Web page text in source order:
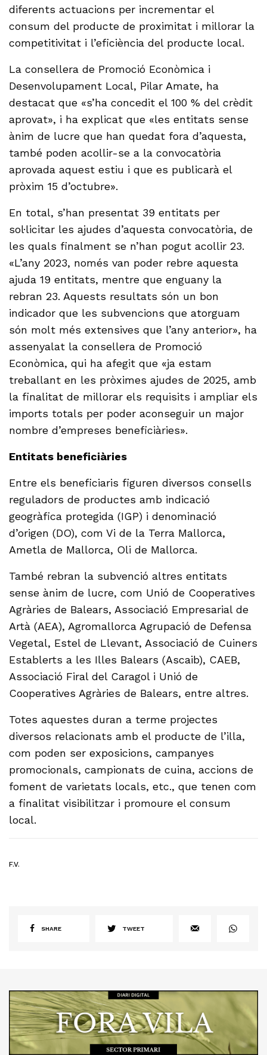
diferents actuacions per incrementar el
consum del producte de proximitat i millorar la
competitivitat i l’eficiència del producte local.
La consellera de Promoció Econòmica i
Desenvolupament Local, Pilar Amate, ha
destacat que «s’ha concedit el 100 % del crèdit
aprovat», i ha explicat que «les entitats sense
ànim de lucre que han quedat fora d’aquesta,
també poden acollir-se a la convocatòria
aprovada aquest estiu i que es publicarà el
pròxim 15 d’octubre».
En total, s’han presentat 39 entitats per
sol·licitar les ajudes d’aquesta convocatòria, de
les quals finalment se n’han pogut acollir 23.
«L’any 2023, només van poder rebre aquesta
ajuda 19 entitats, mentre que enguany la
rebran 23. Aquests resultats són un bon
indicador que les subvencions que atorguam
són molt més extensives que l’any anterior», ha
assenyalat la consellera de Promoció
Econòmica, qui ha afegit que «ja estam
treballant en les pròximes ajudes de 2025, amb
la finalitat de millorar els requisits i ampliar els
imports totals per poder aconseguir un major
nombre d’empreses beneficiàries».
Entitats beneficiàries
Entre els beneficiaris figuren diversos consells
reguladors de productes amb indicació
geogràfica protegida (IGP) i denominació
d’origen (DO), com Vi de la Terra Mallorca,
Ametla de Mallorca, Oli de Mallorca.
També rebran la subvenció altres entitats
sense ànim de lucre, com Unió de Cooperatives
Agràries de Balears, Associació Empresarial de
Artà (AEA), Agromallorca Agrupació de Defensa
Vegetal, Estel de Llevant, Associació de Cuiners
Establerts a les Illes Balears (Ascaib), CAEB,
Associació Firal del Caragol i Unió de
Cooperatives Agràries de Balears, entre altres.
Totes aquestes duran a terme projectes
diversos relacionats amb el producte de l’illa,
com poden ser exposicions, campanyes
promocionals, campionats de cuina, accions de
foment de varietats locals, etc., que tenen com
a finalitat visibilitzar i promoure el consum
local.
F.V.
SHARE TWEET